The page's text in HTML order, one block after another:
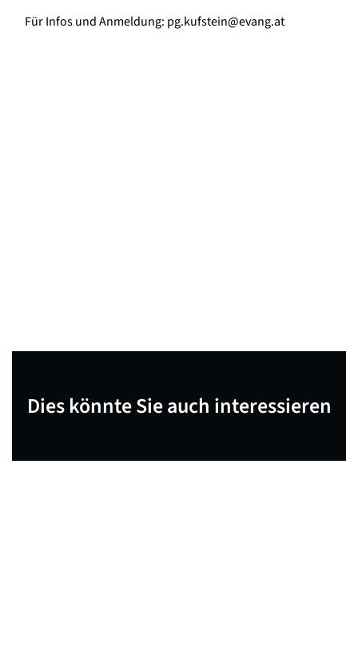
Für Infos und Anmeldung: pg.kufstein@evang.at
Dies könnte Sie auch interessieren